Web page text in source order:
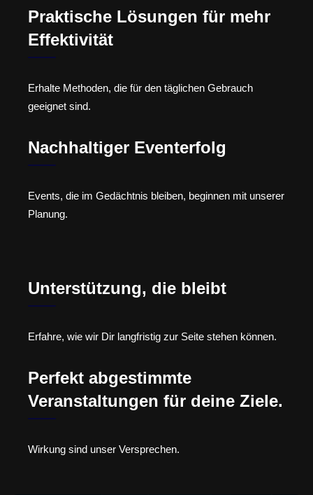
Praktische Lösungen für mehr
Effektivität
Erhalte Methoden, die für den täglichen Gebrauch
geeignet sind.
Nachhaltiger Eventerfolg
Events, die im Gedächtnis bleiben, beginnen mit unserer
Planung.
Unterstützung, die bleibt
Erfahre, wie wir Dir langfristig zur Seite stehen können.
Perfekt abgestimmte
Veranstaltungen für deine Ziele.
Wirkung sind unser Versprechen.